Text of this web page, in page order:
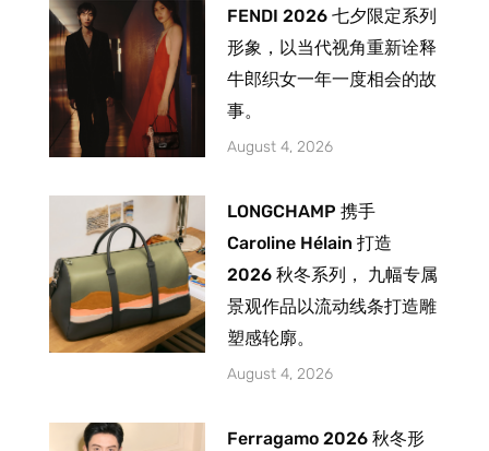
FENDI 2026 七夕限定系列
形象，以当代视角重新诠释
牛郎织女一年一度相会的故
事。
August 4, 2026
LONGCHAMP 携手
Caroline Hélain 打造
2026 秋冬系列， 九幅专属
景观作品以流动线条打造雕
塑感轮廓。
August 4, 2026
Ferragamo 2026 秋冬形